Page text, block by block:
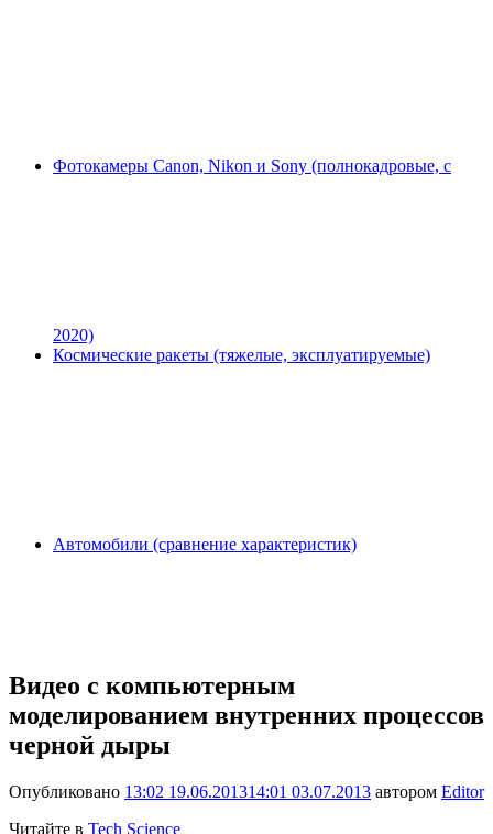
Фотокамеры Canon, Nikon и Sony (полнокадровые, с
2020)
Космические ракеты (тяжелые, эксплуатируемые)
Автомобили (сравнение характеристик)
Видео с компьютерным
моделированием внутренних процессов
черной дыры
Опубликовано 13:02 19.06.201314:01 03.07.2013 автором Editor
Читайте в Tech Science